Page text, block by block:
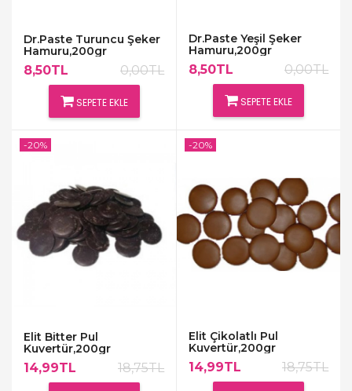
Dr.Paste Turuncu Şeker
Hamuru,200gr
8,50TL 0,00TL
SEPETE EKLE
Dr.Paste Yeşil Şeker
Hamuru,200gr
8,50TL 0,00TL
SEPETE EKLE
Elit Bitter Pul
Kuvertür,200gr
14,99TL 18,75TL
-20%
Elit Çikolatlı Pul
Kuvertür,200gr
14,99TL 18,75TL
-20%